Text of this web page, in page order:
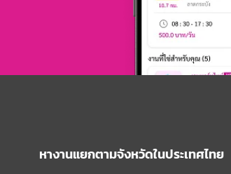
หางานแยกตามจังหวัดในประเทศไทย